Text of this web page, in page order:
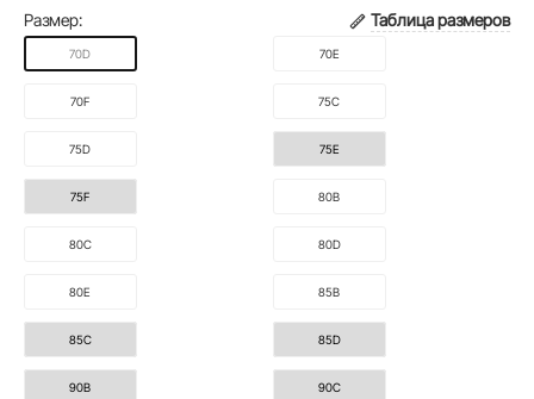
Размер: Таблица размеров
70D 70E
70F 75C
75D 75E
75F 80B
80C 80D
80E 85B
85C 85D
90B 90C